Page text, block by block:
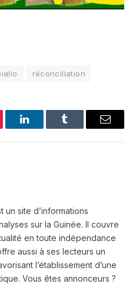
réconciliation
LinkedInTumblr Email
un site d’informations
sur la Guinée. Il couvre
en toute indépendance
aussi à ses lecteurs un
l’établissement d’une
Vous êtes annonceurs ?